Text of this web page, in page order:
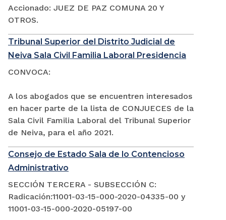
Accionado: JUEZ DE PAZ COMUNA 20 Y
OTROS.
Tribunal Superior del Distrito Judicial de
Neiva Sala Civil Familia Laboral Presidencia
CONVOCA:
A los abogados que se encuentren interesados
en hacer parte de la lista de CONJUECES de la
Sala Civil Familia Laboral del Tribunal Superior
de Neiva, para el año 2021.
Consejo de Estado Sala de lo Contencioso
Administrativo
SECCIÓN TERCERA - SUBSECCIÓN C:
Radicación:11001-03-15-000-2020-04335-00 y
11001-03-15-000-2020-05197-00